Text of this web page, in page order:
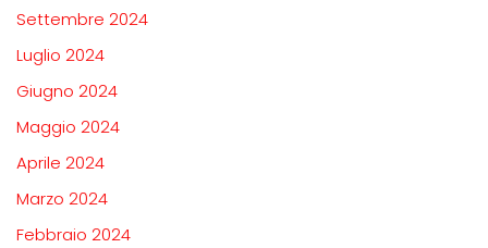
Settembre 2024
Luglio 2024
Giugno 2024
Maggio 2024
Aprile 2024
Marzo 2024
Febbraio 2024